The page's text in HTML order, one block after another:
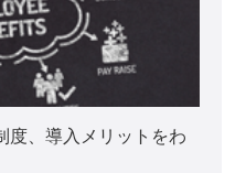
度、導入メリットをわ